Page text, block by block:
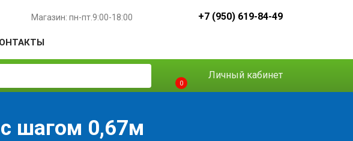
Магазин: пн-пт.9:00-18:00 +7 (950) 619-84-49
0
Личный кабинет
шагом 0,67м